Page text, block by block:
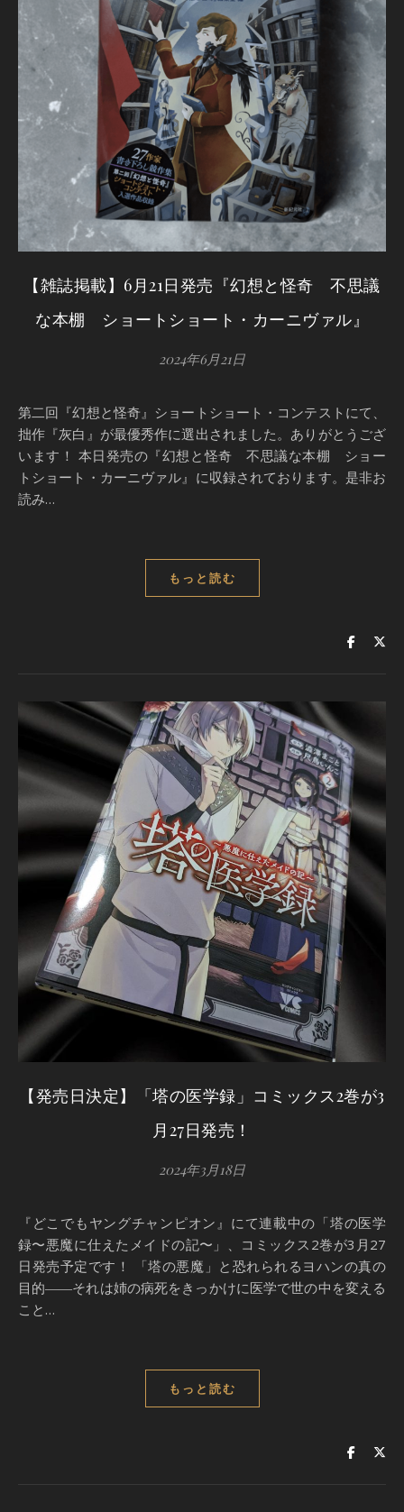
【雑誌掲載】6月21日発売『幻想と怪奇 不思議
な本棚 ショートショート・カーニヴァル』
2024年6月21日
第二回『幻想と怪奇』ショートショート・コンテストにて、
拙作『灰白』が最優秀作に選出されました。ありがとうござ
います！ 本日発売の『幻想と怪奇 不思議な本棚 ショー
トショート・カーニヴァル』に収録されております。是非お
読み…
もっと読む
【発売日決定】「塔の医学録」コミックス2巻が3
月27日発売！
2024年3月18日
『どこでもヤングチャンピオン』にて連載中の「塔の医学
録〜悪魔に仕えたメイドの記〜」、コミックス2巻が3月27
日発売予定です！ 「塔の悪魔」と恐れられるヨハンの真の
目的――それは姉の病死をきっかけに医学で世の中を変える
こと…
もっと読む